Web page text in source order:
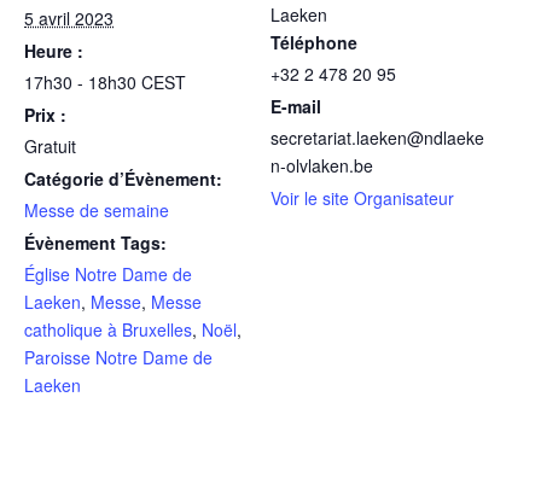
5 avril 2023
Heure :
17h30 - 18h30 CEST
Prix :
Gratuit
Catégorie d’Évènement:
Messe de semaine
Évènement Tags:
Église Notre Dame de
Laeken, Messe, Messe
catholique à Bruxelles, Noël,
Paroisse Notre Dame de
Laeken
Laeken
Téléphone
+32 2 478 20 95
E-mail
secretariat.laeken@ndlaeke
n-olvlaken.be
Voir le site Organisateur